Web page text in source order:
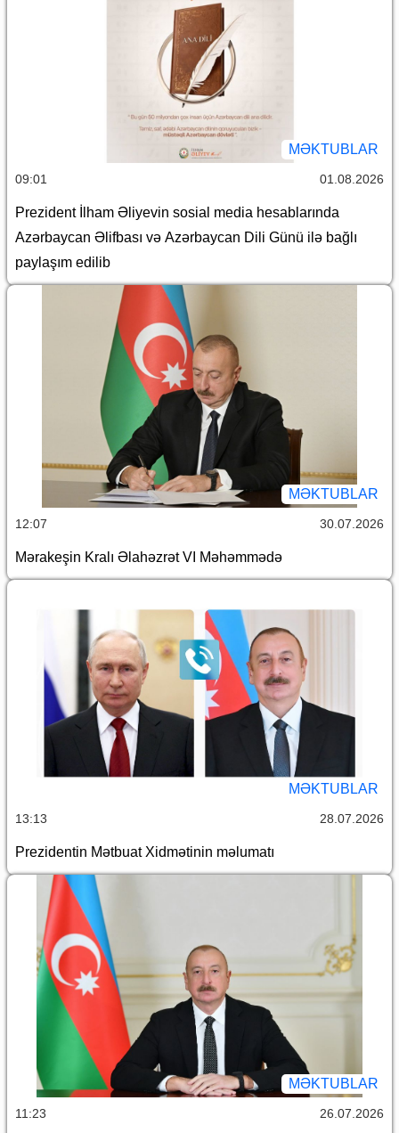
MƏKTUBLAR
09:01 01.08.2026
Prezident İlham Əliyevin sosial media hesablarında
Azərbaycan Əlifbası və Azərbaycan Dili Günü ilə bağlı
paylaşım edilib
MƏKTUBLAR
12:07 30.07.2026
Mərakeşin Kralı Əlahəzrət VI Məhəmmədə
MƏKTUBLAR
13:13 28.07.2026
Prezidentin Mətbuat Xidmətinin məlumatı
MƏKTUBLAR
11:23 26.07.2026